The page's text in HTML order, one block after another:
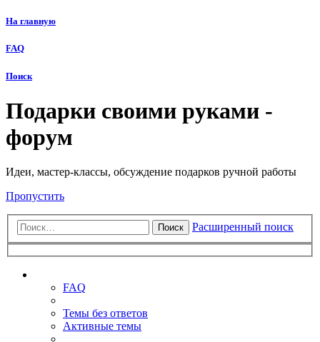
На главную
FAQ
Поиск
Подарки своими руками -
форум
Идеи, мастер-классы, обсуждение подарков ручной работы
Пропустить
Поиск Расширенный поиск
FAQ
Темы без ответов
Активные темы